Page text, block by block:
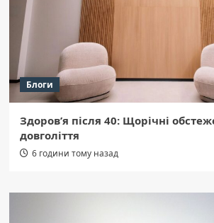
Блоги
Здоров’я після 40: Щорічні
довголіття
6 години тому назад